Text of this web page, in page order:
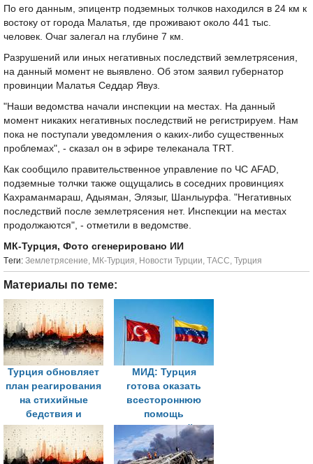
По его данным, эпицентр подземных толчков находился в 24 км к
востоку от города Малатья, где проживают около 441 тыс.
человек. Очаг залегал на глубине 7 км.
Разрушений или иных негативных последствий землетрясения,
на данный момент не выявлено. Об этом заявил губернатор
провинции Малатья Седдар Явуз.
"Наши ведомства начали инспекции на местах. На данный
момент никаких негативных последствий не регистрируем. Нам
пока не поступали уведомления о каких-либо существенных
проблемах", - сказал он в эфире телеканала TRT.
Как сообщило правительственное управление по ЧС AFAD,
подземные толчки также ощущались в соседних провинциях
Кахраманмараш, Адыяман, Элязыг, Шанлыурфа. "Негативных
последствий после землетрясения нет. Инспекции на местах
продолжаются", - отметили в ведомстве.
МК-Турция, Фото сгенерировано ИИ
Tеги: Землетрясение, МК-Турция, Новости Турции, ТАСС, Турция
Материалы по теме:
Турция обновляет
план реагирования
на стихийные
бедствия и
усиливает
подготовку к
возможному
МИД: Турция
готова оказать
всестороннюю
помощь
пострадавшей от
землетрясения
Венесуэле